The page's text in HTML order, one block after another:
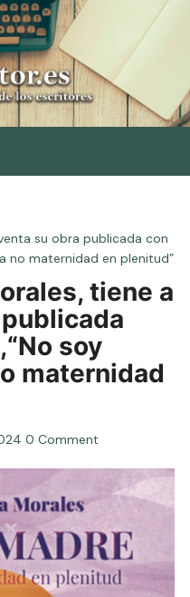
su obra publicada con
no maternidad en plenitud”
tiene a
soy
maternidad
0 Comment